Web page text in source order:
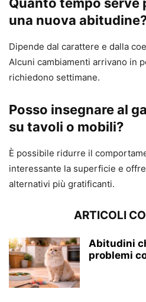
una nuova
Dipende dal carattere e dalla
Alcuni cambiamenti arrivano in
richiedono settimane.
Posso insegnare al
su tavoli o mobili?
È possibile ridurre il
interessante la superficie e
alternativi più gratificanti.
ARTICOLI
Abitudini
problemi